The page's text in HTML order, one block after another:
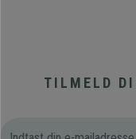
TILMELD